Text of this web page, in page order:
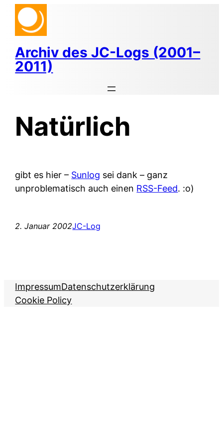
Zum
Inhalt
springen
Archiv des JC-Logs (2001–
2011)
Natürlich
gibt es hier – Sunlog sei dank – ganz
unproblematisch auch einen RSS-Feed. :o)
2. Januar 2002JC-Log
ImpressumDatenschutzerklärung
Cookie Policy